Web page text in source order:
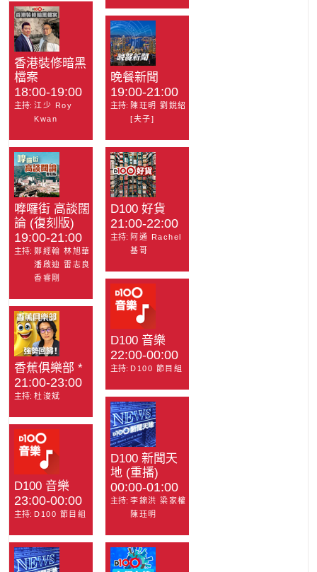
香港裝修暗黑
檔案
18:00-19:00
主持: 江少 Roy
Kwan
嚤囉街 高談闊
論 (復刻版)
19:00-21:00
主持: 鄭經翰 林旭華
潘啟迪 雷志良
香睿剛
香蕉俱樂部 *
21:00-23:00
主持: 杜浚斌
D100 音樂
23:00-00:00
主持: D100 節目組
晚餐新聞
19:00-21:00
主持: 陳玨明 劉銳紹
[夫子]
D100 好貨
21:00-22:00
主持: 阿通 Rachel
基哥
D100 音樂
22:00-00:00
主持: D100 節目組
D100 新聞天
地 (重播)
00:00-01:00
主持: 李錦洪 梁家權
陳珏明